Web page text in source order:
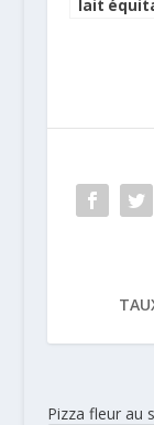
lait
Pizza fleur au